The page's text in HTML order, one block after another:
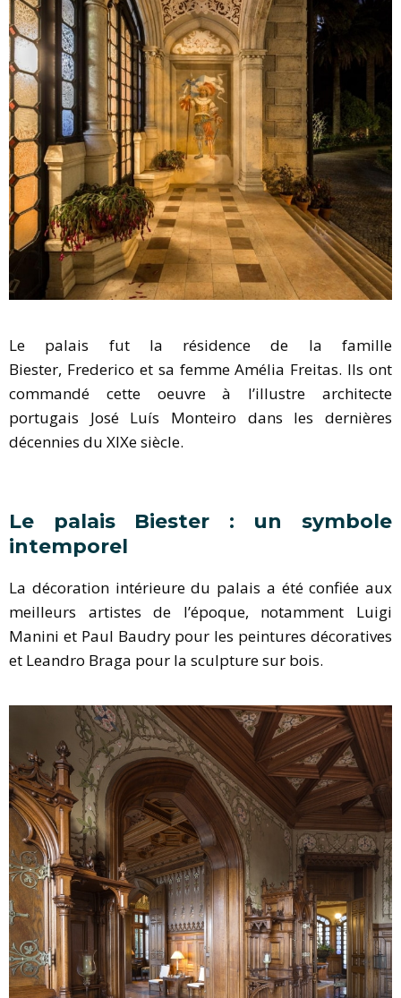
Le palais fut la résidence de la famille
Biester, Frederico et sa femme Amélia Freitas. Ils ont
commandé cette oeuvre à l’illustre architecte
portugais José Luís Monteiro dans les dernières
décennies du XIXe siècle.
Le palais Biester : un symbole
intemporel
La décoration intérieure du palais a été confiée aux
meilleurs artistes de l’époque, notamment Luigi
Manini et Paul Baudry pour les peintures décoratives
et Leandro Braga pour la sculpture sur bois.